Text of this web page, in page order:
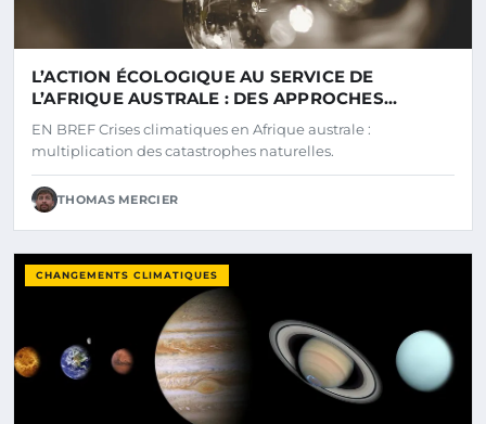
L’ACTION ÉCOLOGIQUE AU SERVICE DE
L’AFRIQUE AUSTRALE : DES APPROCHES
DURABLES FACE À LA SÉCHERESSE
EN BREF Crises climatiques en Afrique australe :
multiplication des catastrophes naturelles.
THOMAS MERCIER
CHANGEMENTS CLIMATIQUES